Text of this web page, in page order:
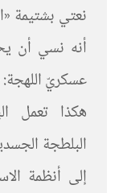
نعتي بشتيمة
أنه نسي أن
عسكريّ اللهجة:
هكذا تعمل
البلطجة
إلى أنظمة